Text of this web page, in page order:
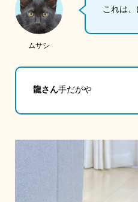
ムサシ
これは
龍さん手だがや